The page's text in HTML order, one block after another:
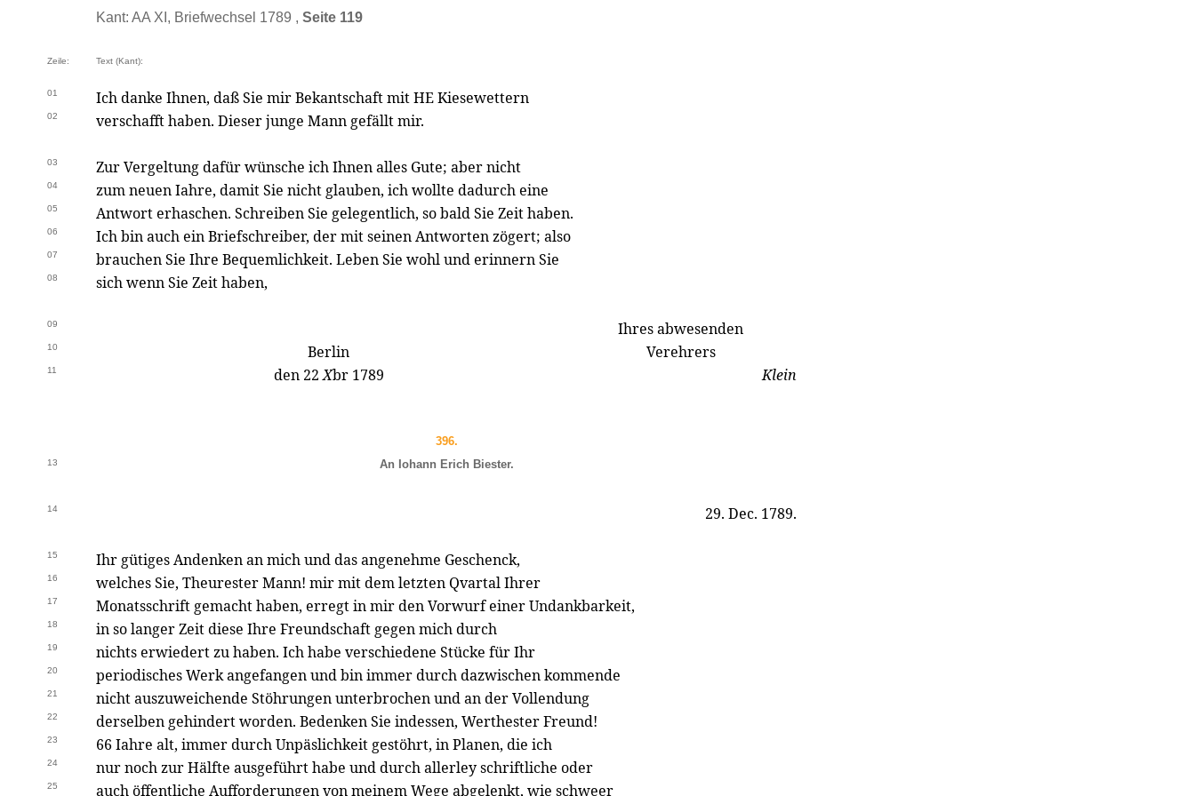
Kant: AA XI, Briefwechsel 1789 , Seite 119
Zeile: Text (Kant):
01 Ich danke Ihnen, daß Sie mir Bekantschaft mit HE Kiesewettern
02 verschafft haben. Dieser junge Mann gefällt mir.
03 Zur Vergeltung dafür wünsche ich Ihnen alles Gute; aber nicht
04 zum neuen Iahre, damit Sie nicht glauben, ich wollte dadurch eine
05 Antwort erhaschen. Schreiben Sie gelegentlich, so bald Sie Zeit haben.
06 Ich bin auch ein Briefschreiber, der mit seinen Antworten zögert; also
07 brauchen Sie Ihre Bequemlichkeit. Leben Sie wohl und erinnern Sie
08 sich wenn Sie Zeit haben,
09 Ihres abwesenden
10 Berlin Verehrers
11 den 22Xbr 1789 Klein
396.
13 An Iohann Erich Biester.
14 29. Dec. 1789.
15 Ihr gütiges Andenken an mich und das angenehme Geschenck,
16 welches Sie, Theurester Mann! mir mit dem letzten Qvartal Ihrer
17 Monatsschrift gemacht haben, erregt in mir den Vorwurf einer Undankbarkeit,
18 in so langer Zeit diese Ihre Freundschaft gegen mich durch
19 nichts erwiedert zu haben. Ich habe verschiedene Stücke für Ihr
20 periodisches Werk angefangen und bin immer durch dazwischen kommende
21 nicht auszuweichende Stöhrungen unterbrochen und an der Vollendung
22 derselben gehindert worden. Bedenken Sie indessen, Werthester Freund!
23 66 Iahre alt, immer durch Unpäslichkeit gestöhrt, in Planen, die ich
24 nur noch zur Hälfte ausgeführt habe und durch allerley schriftliche oder
25 auch öffentliche Aufforderungen von meinem Wege abgelenkt, wie schweer